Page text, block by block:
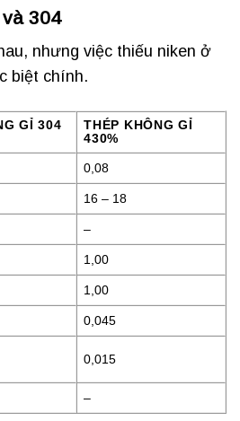
304
nhưng việc thiếu niken ở
biệt chính.
GỈ 304
THÉP KHÔNG GỈ
430%
0,08
16 – 18
–
1,00
1,00
0,045
0,015
–